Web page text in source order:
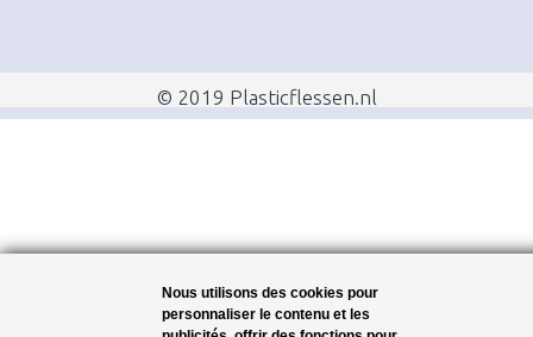
© 2019 Plasticflessen.nl
Nous utilisons des cookies pour
personnaliser le contenu et les